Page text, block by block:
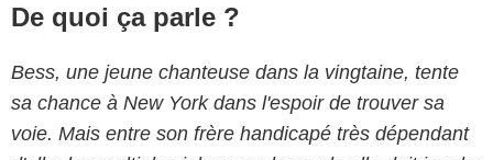
De quoi ça parle ?
Bess, une jeune chanteuse dans la vingtaine, tente
sa chance à New York dans l'espoir de trouver sa
voie. Mais entre son frère handicapé très dépendant